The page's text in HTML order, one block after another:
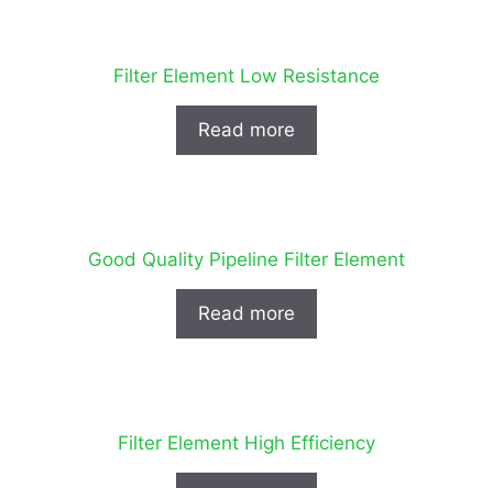
Filter Element Low Resistance
Read more
Good Quality Pipeline Filter Element
Read more
Filter Element High Efficiency